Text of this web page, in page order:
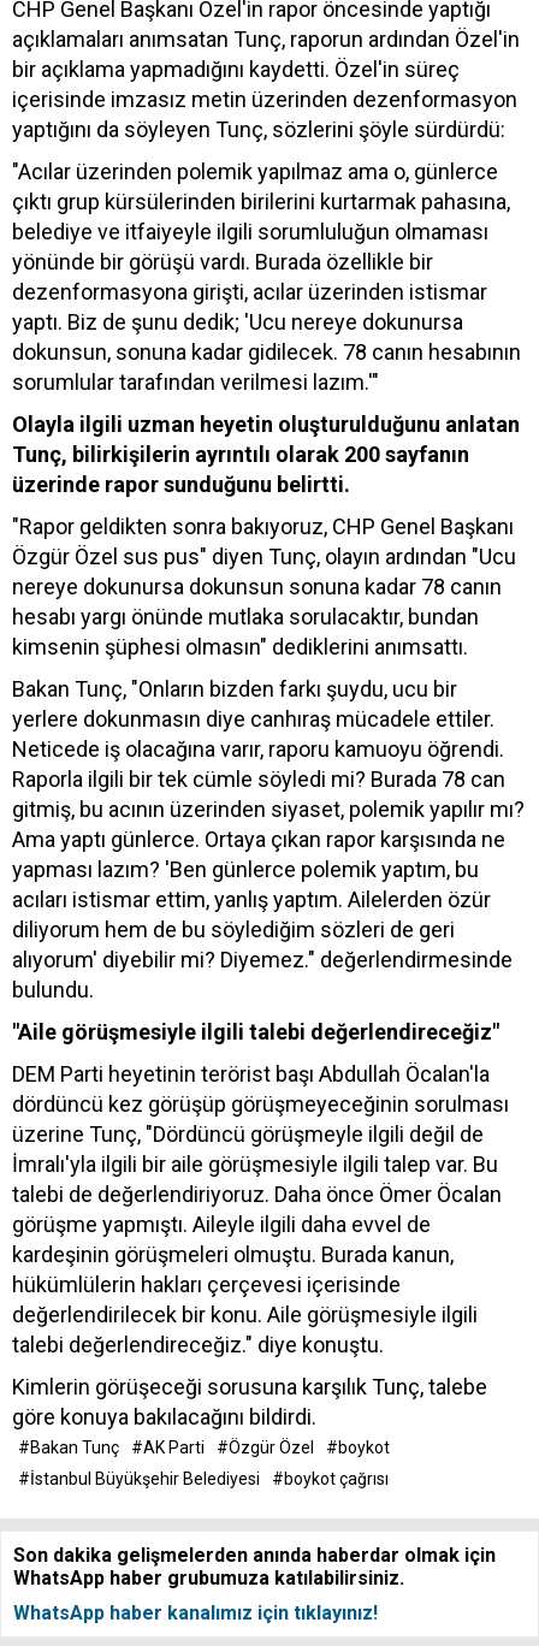
CHP Genel Başkanı Özel'in rapor öncesinde yaptığı
açıklamaları anımsatan Tunç, raporun ardından Özel'in
bir açıklama yapmadığını kaydetti. Özel'in süreç
içerisinde imzasız metin üzerinden dezenformasyon
yaptığını da söyleyen Tunç, sözlerini şöyle sürdürdü:
"Acılar üzerinden polemik yapılmaz ama o, günlerce
çıktı grup kürsülerinden birilerini kurtarmak pahasına,
belediye ve itfaiyeyle ilgili sorumluluğun olmaması
yönünde bir görüşü vardı. Burada özellikle bir
dezenformasyona girişti, acılar üzerinden istismar
yaptı. Biz de şunu dedik; 'Ucu nereye dokunursa
dokunsun, sonuna kadar gidilecek. 78 canın hesabının
sorumlular tarafından verilmesi lazım.'"
Olayla ilgili uzman heyetin oluşturulduğunu anlatan
Tunç, bilirkişilerin ayrıntılı olarak 200 sayfanın
üzerinde rapor sunduğunu belirtti.
"Rapor geldikten sonra bakıyoruz, CHP Genel Başkanı
Özgür Özel sus pus" diyen Tunç, olayın ardından "Ucu
nereye dokunursa dokunsun sonuna kadar 78 canın
hesabı yargı önünde mutlaka sorulacaktır, bundan
kimsenin şüphesi olmasın" dediklerini anımsattı.
Bakan Tunç, "Onların bizden farkı şuydu, ucu bir
yerlere dokunmasın diye canhıraş mücadele ettiler.
Neticede iş olacağına varır, raporu kamuoyu öğrendi.
Raporla ilgili bir tek cümle söyledi mi? Burada 78 can
gitmiş, bu acının üzerinden siyaset, polemik yapılır mı?
Ama yaptı günlerce. Ortaya çıkan rapor karşısında ne
yapması lazım? 'Ben günlerce polemik yaptım, bu
acıları istismar ettim, yanlış yaptım. Ailelerden özür
diliyorum hem de bu söylediğim sözleri de geri
alıyorum' diyebilir mi? Diyemez." değerlendirmesinde
bulundu.
"Aile görüşmesiyle ilgili talebi değerlendireceğiz"
DEM Parti heyetinin terörist başı Abdullah Öcalan'la
dördüncü kez görüşüp görüşmeyeceğinin sorulması
üzerine Tunç, "Dördüncü görüşmeyle ilgili değil de
İmralı'yla ilgili bir aile görüşmesiyle ilgili talep var. Bu
talebi de değerlendiriyoruz. Daha önce Ömer Öcalan
görüşme yapmıştı. Aileyle ilgili daha evvel de
kardeşinin görüşmeleri olmuştu. Burada kanun,
hükümlülerin hakları çerçevesi içerisinde
değerlendirilecek bir konu. Aile görüşmesiyle ilgili
talebi değerlendireceğiz." diye konuştu.
Kimlerin görüşeceği sorusuna karşılık Tunç, talebe
göre konuya bakılacağını bildirdi.
#Bakan Tunç #AK Parti #Özgür Özel
#boykot
#İstanbul Büyükşehir Belediyesi
#boykot çağrısı
Son dakika gelişmelerden anında haberdar olmak için
WhatsApp haber grubumuza katılabilirsiniz.
WhatsApp haber kanalımız için tıklayınız!